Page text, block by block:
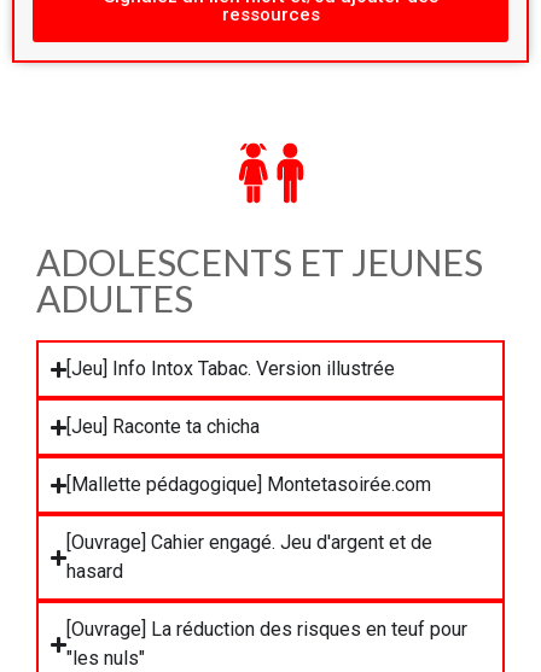
ressources
ADOLESCENTS ET JEUNES
ADULTES
[Jeu] Info Intox Tabac. Version illustrée
[Jeu] Raconte ta chicha
[Mallette pédagogique] Montetasoirée.com
[Ouvrage] Cahier engagé. Jeu d'argent et de
hasard
[Ouvrage] La réduction des risques en teuf pour
"les nuls"